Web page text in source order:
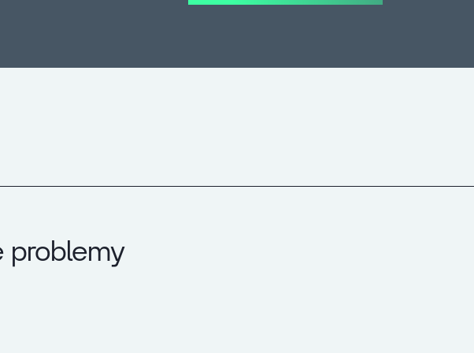
problemy